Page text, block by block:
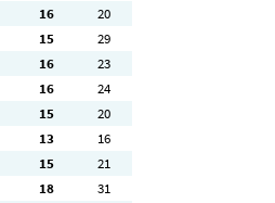
16
20
15
29
16
23
16
24
15
20
13
16
15
21
18
31